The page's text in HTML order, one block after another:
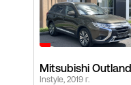
Instyle, 2019 г.